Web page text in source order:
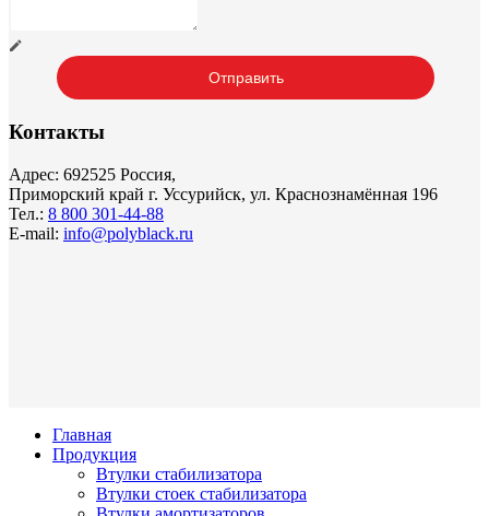
Контакты
Адрес: 692525 Россия,
Приморский край г. Уссурийск, ул. Краснознамённая 196
Тел.: 8 800 301-44-88
E-mail: info@polyblack.ru
Главная
Продукция
Втулки стабилизатора
Втулки стоек стабилизатора